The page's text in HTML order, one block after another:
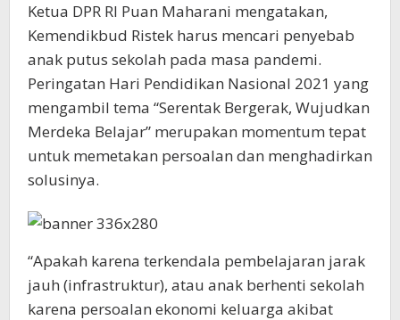
Ketua DPR RI Puan Maharani mengatakan,
Kemendikbud Ristek harus mencari penyebab
anak putus sekolah pada masa pandemi.
Peringatan Hari Pendidikan Nasional 2021 yang
mengambil tema “Serentak Bergerak, Wujudkan
Merdeka Belajar” merupakan momentum tepat
untuk memetakan persoalan dan menghadirkan
solusinya.
“Apakah karena terkendala pembelajaran jarak
jauh (infrastruktur), atau anak berhenti sekolah
karena persoalan ekonomi keluarga akibat